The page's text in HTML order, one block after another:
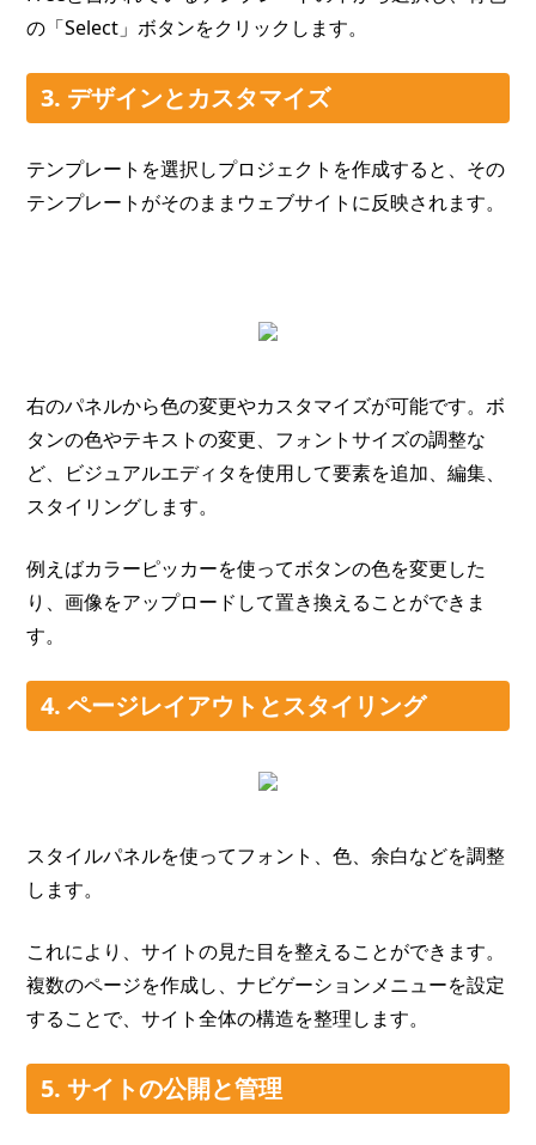
の「Select」ボタンをクリックします。
3. デザインとカスタマイズ
テンプレートを選択しプロジェクトを作成すると、その
テンプレートがそのままウェブサイトに反映されます。
右のパネルから色の変更やカスタマイズが可能です。ボ
タンの色やテキストの変更、フォントサイズの調整な
ど、ビジュアルエディタを使用して要素を追加、編集、
スタイリングします。
例えばカラーピッカーを使ってボタンの色を変更した
り、画像をアップロードして置き換えることができま
す。
4. ページレイアウトとスタイリング
スタイルパネルを使ってフォント、色、余白などを調整
します。
これにより、サイトの見た目を整えることができます。
複数のページを作成し、ナビゲーションメニューを設定
することで、サイト全体の構造を整理します。
5. サイトの公開と管理